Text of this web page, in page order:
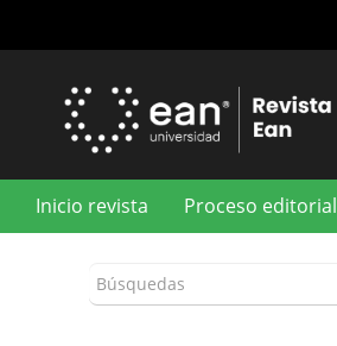
principal
Inicio revista Proceso editorial